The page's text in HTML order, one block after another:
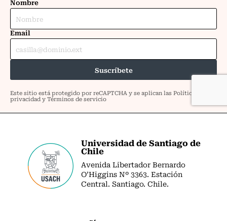
Universidad de Santiago de
Chile
Avenida Libertador Bernardo
O’Higgins Nº 3363. Estación
Central. Santiago. Chile.